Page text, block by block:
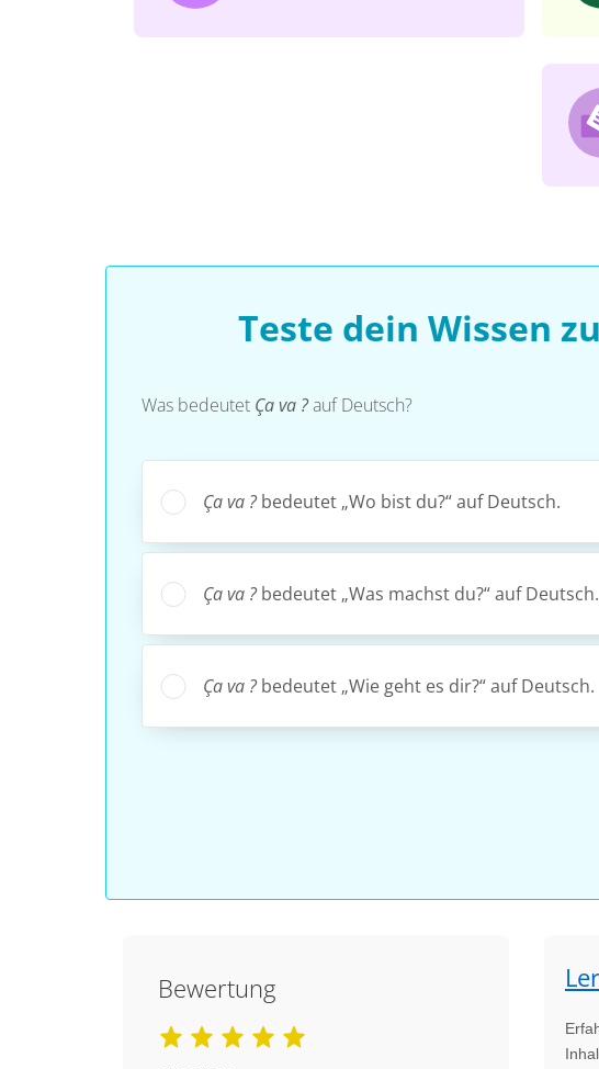
Teste dein Wissen
Was bedeutet Ça va ?auf Deutsch?
Ça va ?bedeutet „Wo bist du?“ auf Deutsch.
Ça va ?bedeutet „Was machst du?“ auf Deutsch.
Ça va ?bedeutet „Wie geht es dir?“ auf Deutsch.
Bewertung